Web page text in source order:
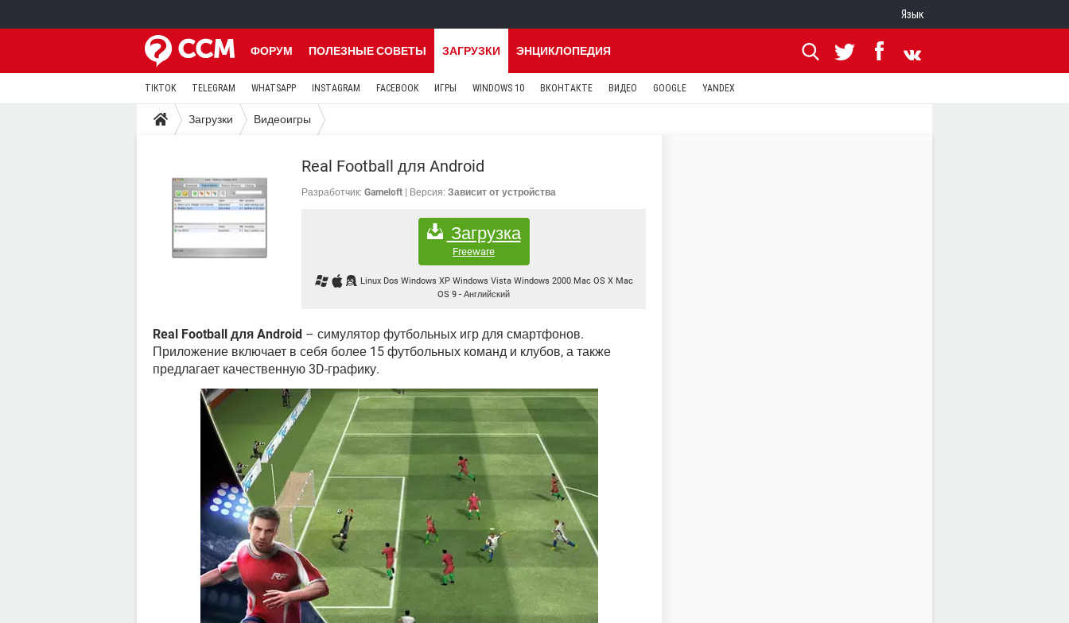
Язык
ФОРУМ ПОЛЕЗНЫЕ СОВЕТЫ ЗАГРУЗКИ ЭНЦИКЛОПЕДИЯ
TIKTOK TELEGRAM WHATSAPP INSTAGRAM FACEBOOK ИГРЫ WINDOWS 10 ВКОНТАКТЕ ВИДЕО GOOGLE YANDEX
Загрузки Видеоигры
Real Football для Android
Разработчик: Gameloft Версия: Зависит от устройства
Загрузка
Freeware
Linux Dos Windows XP Windows Vista Windows 2000 Mac OS X Mac
OS 9 - Английский
Real Football для Android – симулятор футбольных игр для смартфонов.
Приложение включает в себя более 15 футбольных команд и клубов, а также
предлагает качественную 3D-графику.